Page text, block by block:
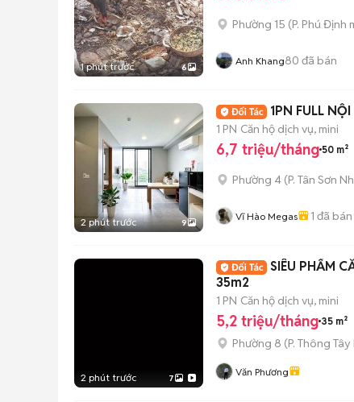
1 phút trước 6
Phường 15 (P. Phú Định
Anh Khang80 đã bán
2 phút trước 9
1PN FULL
1 PN Căn hộ dịch vụ, mini
6,7 triệu/tháng 50 m²
Phường 4 (P. Tân Sơn
Vĩ Hào Megas 1 đã bán
2 phút trước 7
SIÊU PHẨM
35m2
1 PN Căn hộ dịch vụ, mini
5,2 triệu/tháng 35 m²
Phường 8 (P. Thông Tây
Văn Phương